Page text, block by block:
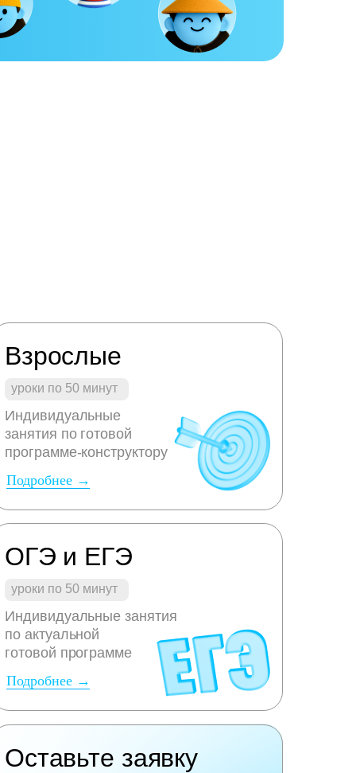
Оставьте заявку
Подробнее →
ОГЭ и ЕГЭ
уроки по 50 минут
Индивидуальные занятия
по актуальной
готовой программе
Подробнее →
Индивидуальные
занятия по готовой
программе-конструктору
уроки по 50 минут
Взрослые